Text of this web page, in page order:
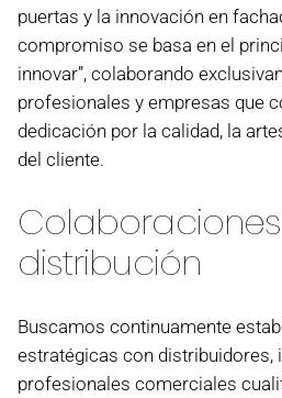
puertas y la innovación en
compromiso se basa en el
innovar”, colaborando
profesionales y empresas que
dedicación por la calidad, la
del cliente.
distribución
Buscamos continuamente
estratégicas con distribuidores,
profesionales comerciales